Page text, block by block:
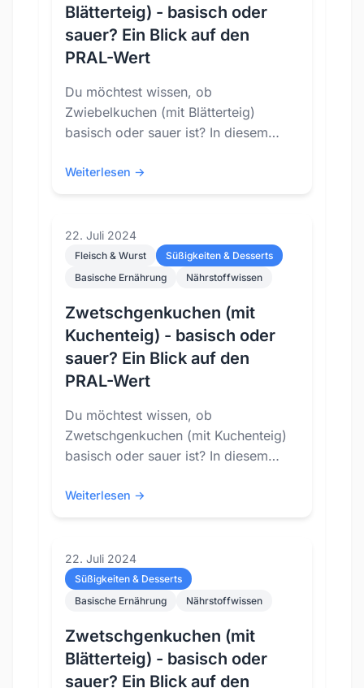
Blätterteig) - basisch oder
sauer? Ein Blick auf den
PRAL-Wert
Du möchtest wissen, ob
Zwiebelkuchen (mit Blätterteig)
basisch oder sauer ist? In diesem
Wert von Zwiebelkuchen (mit...
Weiterlesen →
22. Juli 2024
Fleisch & Wurst
Süßigkeiten & Desserts
Basische Ernährung
Nährstoffwissen
Zwetschgenkuchen (mit
Kuchenteig) - basisch oder
sauer? Ein Blick auf den
PRAL-Wert
Du möchtest wissen, ob
Zwetschgenkuchen (mit Kuchenteig)
basisch oder sauer ist? In diesem
Wert von Zwetschgenkuchen (mit...
Weiterlesen →
22. Juli 2024
Süßigkeiten & Desserts
Basische Ernährung
Nährstoffwissen
Zwetschgenkuchen (mit
Blätterteig) - basisch oder
sauer? Ein Blick auf den